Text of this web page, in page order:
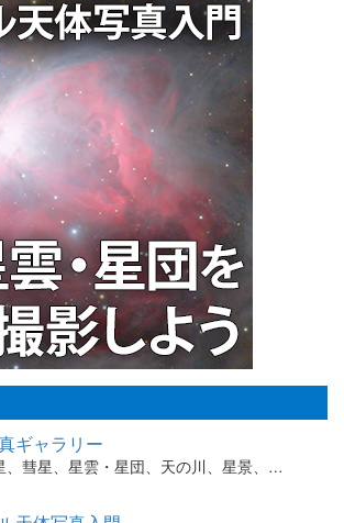
ギャラリー
、彗星、星雲・星団、天の川、星景、…